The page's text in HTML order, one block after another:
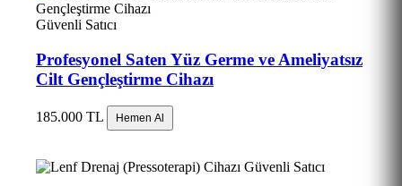
Güvenli Satıcı
Profesyonel Saten Yüz Germe ve Ameliyatsız
Cilt Gençleştirme Cihazı
185.000 TL Hemen Al
Güvenli Satıcı